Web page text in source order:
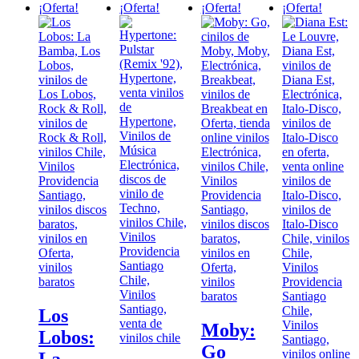
¡Oferta!
Los
Lobos:
¡Oferta! ¡Oferta!
Moby:
Go
¡Oferta!